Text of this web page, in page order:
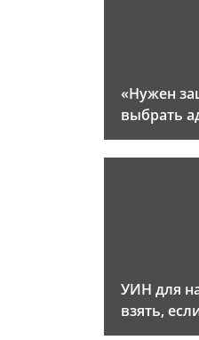
«Нужен
выбрать
УИН для
взять,